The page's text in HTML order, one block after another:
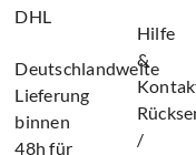
DHL
Deutschlandweite
Lieferung
binnen
48h für
Hilfe
&
/